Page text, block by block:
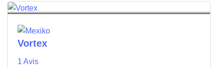
Vortex
1 Avis